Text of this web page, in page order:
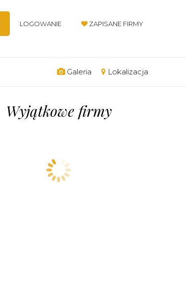
LOGOWANIE ZAPISANE FIRMY
Galeria Lokalizacja
Wyjątkowe firmy